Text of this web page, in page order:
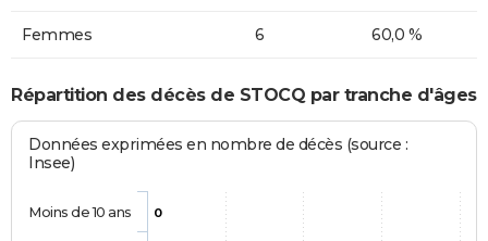
Femmes 6 60,0 %
Répartition des décès de STOCQ par tranche d'âges
Données exprimées en nombre de décès (source :
Insee)
0
Moins de 10 ans